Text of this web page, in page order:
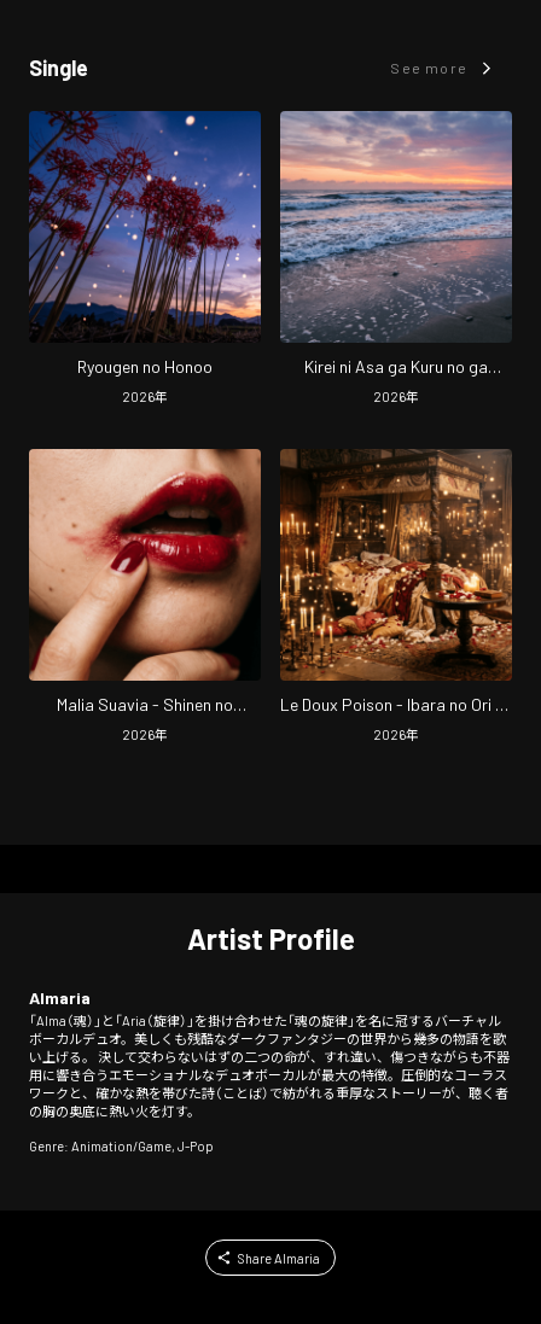
Single See more
Ryougen no Honoo
2026年
Kirei ni Asa ga Kuru no ga
Tamaranaku Osoroshiinda, Kimi
(Aethenore Edition)
2026年
Malia Suavia - Shinen no
Ryoshuu -
2026年
Le Doux Poison - Ibara no Ori to
Shinku no Tsubomi -
2026年
Artist Profile
Almaria
「Alma（魂）」と「Aria（旋律）」を掛け合わせた「魂の旋律」を名に冠するバーチャル
ボーカルデュオ。美しくも残酷なダークファンタジーの世界から幾多の物語を歌
い上げる。 決して交わらないはずの二つの命が、すれ違い、傷つきながらも不器
用に響き合うエモーショナルなデュオボーカルが最大の特徴。圧倒的なコーラス
ワークと、確かな熱を帯びた詩（ことば）で紡がれる重厚なストーリーが、聴く者
の胸の奥底に熱い火を灯す。
Genre: Animation/Game, J-Pop
Share Almaria